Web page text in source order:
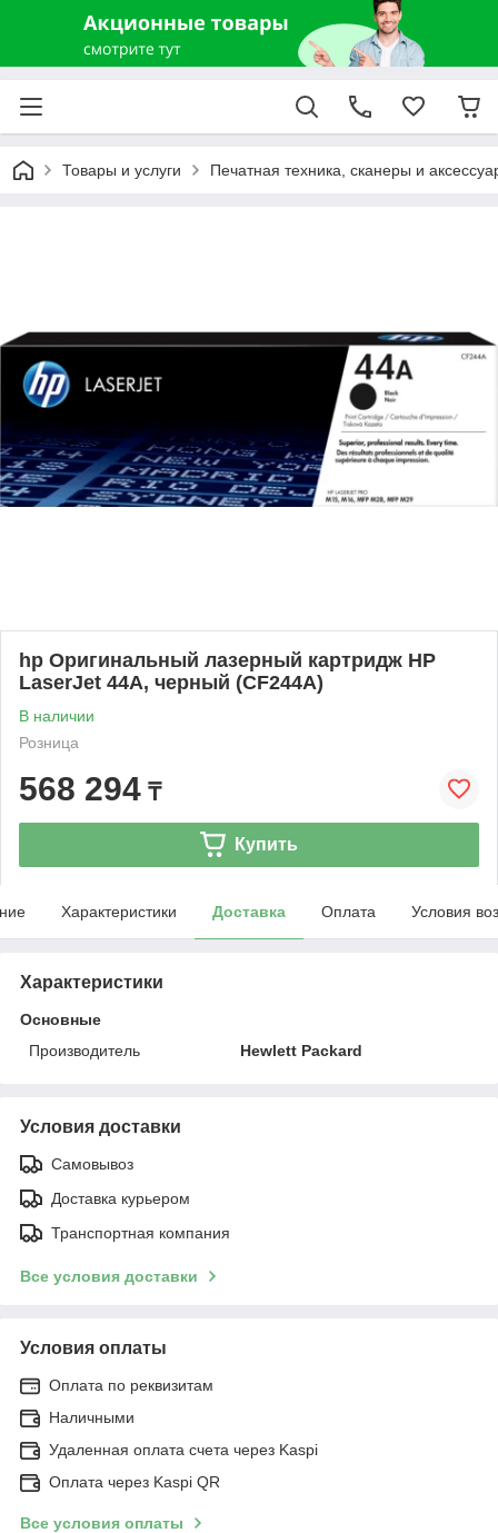
Товары и услуги Печатная техника, сканеры и
hp Оригинальный лазерный картридж HP
LaserJet 44A, черный (CF244A)
В наличии
Розница
568 294 ₸
Купить
Характеристики Доставка Оплата Условия
Характеристики
Основные
Производитель
Hewlett Packard
Условия доставки
Самовывоз
Доставка курьером
Транспортная компания
Все условия доставки
Условия оплаты
Оплата по реквизитам
Наличными
Удаленная оплата счета через Kaspi
Оплата через Kaspi QR
Все условия оплаты